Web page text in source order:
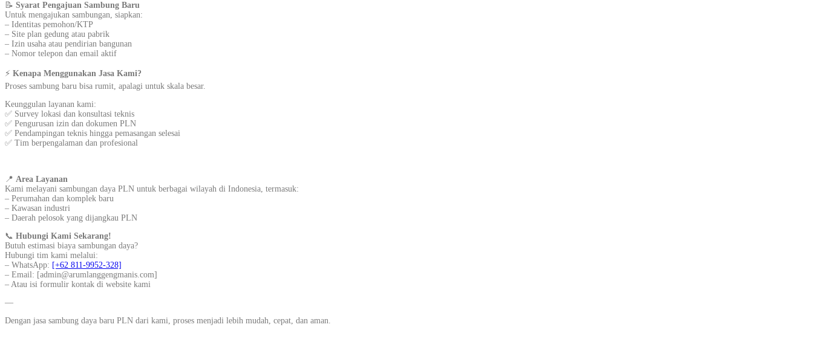
📝 Syarat Pengajuan Sambung Baru
Untuk mengajukan sambungan, siapkan:
– Identitas pemohon/KTP
– Site plan gedung atau pabrik
– Izin usaha atau pendirian bangunan
– Nomor telepon dan email aktif
⚡ Kenapa Menggunakan Jasa Kami?
Proses sambung baru bisa rumit, apalagi untuk skala besar.
Keunggulan layanan kami:
✅ Survey lokasi dan konsultasi teknis
✅ Pengurusan izin dan dokumen PLN
✅ Pendampingan teknis hingga pemasangan selesai
✅ Tim berpengalaman dan profesional
📍 Area Layanan
Kami melayani sambungan daya PLN untuk berbagai wilayah di Indonesia, termasuk:
– Perumahan dan komplek baru
– Kawasan industri
– Daerah pelosok yang dijangkau PLN
📞 Hubungi Kami Sekarang!
Butuh estimasi biaya sambungan daya?
Hubungi tim kami melalui:
– WhatsApp: [+62 811-9952-328]
– Email: [admin@arumlanggengmanis.com]
– Atau isi formulir kontak di website kami
—
Dengan jasa sambung daya baru PLN dari kami, proses menjadi lebih mudah, cepat, dan aman.